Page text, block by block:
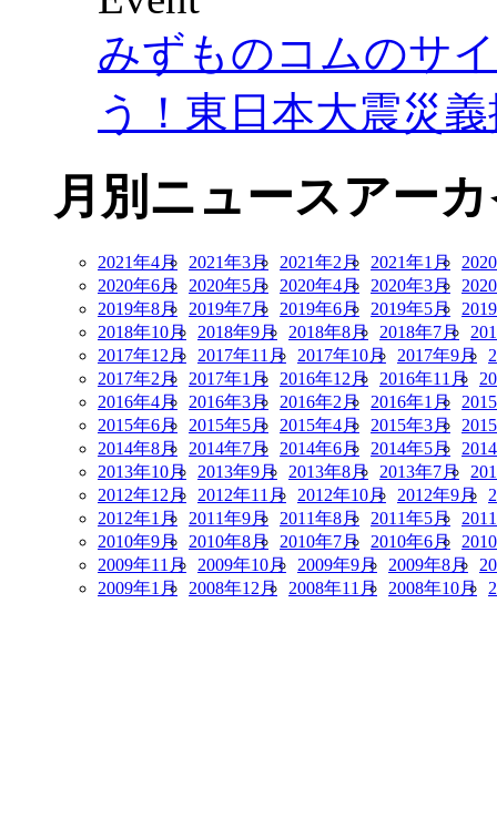
みずものコムのサ
う！東日本大震災
月別ニュースアー
2021年4月 2021年3月 2021年2月 2021年1月
2020年6月
2020年5月 2020年4月 2020年3月
2019年8月
2019年7月 2019年6月 2019年5月
2018年10月
2018年9月 2018年8月 2018年7月
2017年12月
2017年11月 2017年10月 2017年9月
2017年2月
2017年1月 2016年12月 2016年11月
2016年4月
2016年3月 2016年2月 2016年1月
2015年6月
2015年5月 2015年4月 2015年3月
2014年8月
2014年7月 2014年6月 2014年5月
2013年10月
2013年9月 2013年8月 2013年7月
2012年12月
2012年11月 2012年10月 2012年9月
2012年1月
2011年9月 2011年8月 2011年5月
2010年9月
2010年8月 2010年7月 2010年6月
2009年11月
2009年10月 2009年9月 2009年8月
2009年1月
2008年12月 2008年11月 2008年10月